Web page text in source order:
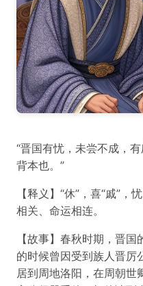
“晋国有忧，未尝不成，
背本也。”
【释义】“休”，喜“戚”
相关、命运相连。
【故事】春秋时期，晋
的时候曾因受到族人晋厉
居到周地洛阳，在周朝世